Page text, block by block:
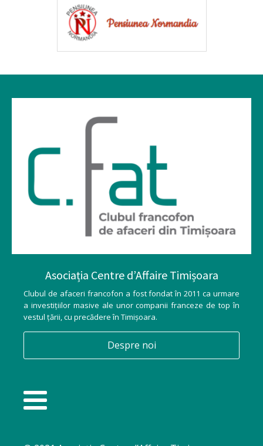
Asociația Centre d’Affaire Timișoara
Clubul de afaceri francofon a fost fondat în 2011 ca urmare
a investițiilor masive ale unor companii franceze de top în
vestul țării, cu precădere în Timișoara.
Despre noi